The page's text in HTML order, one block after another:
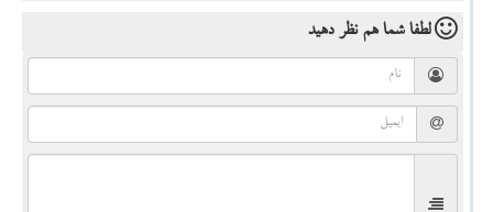
لطفا شما همنظر دهید